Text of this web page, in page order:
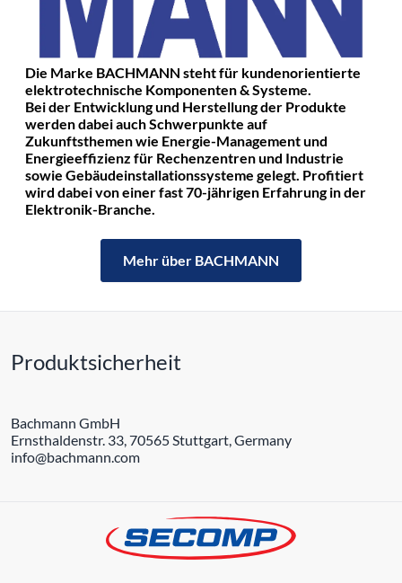
Die Marke BACHMANN steht für kundenorientierte
elektrotechnische Komponenten & Systeme.
Bei der Entwicklung und Herstellung der Produkte
werden dabei auch Schwerpunkte auf
Zukunftsthemen wie Energie-Management und
Energieeffizienz für Rechenzentren und Industrie
sowie Gebäudeinstallationssysteme gelegt. Profitiert
wird dabei von einer fast 70-jährigen Erfahrung in der
Elektronik-Branche.
Mehr über BACHMANN
Produktsicherheit
Bachmann GmbH
Ernsthaldenstr. 33, 70565 Stuttgart, Germany
info@bachmann.com